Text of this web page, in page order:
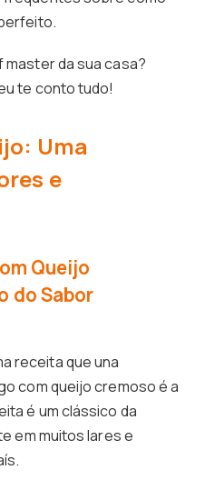
master da sua casa?
te conto tudo!
Uma
e
Queijo
do Sabor
receita que una
com queijo cremoso é a
é um clássico da
em muitos lares e